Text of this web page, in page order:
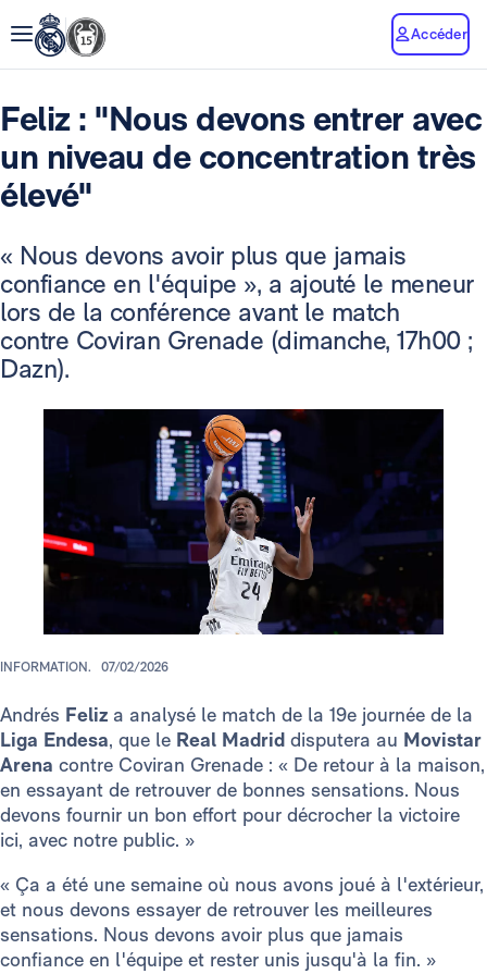
Accéder
Feliz : "Nous devons entrer avec
un niveau de concentration très
élevé"
« Nous devons avoir plus que jamais
confiance en l'équipe », a ajouté le meneur
lors de la conférence avant le match
contre Coviran Grenade (dimanche, 17h00 ;
Dazn).
INFORMATION. 07/02/2026
Andrés Feliz a analysé le match de la 19e journée de la
Liga Endesa, que le Real Madrid disputera au Movistar
Arena contre Coviran Grenade : « De retour à la maison,
en essayant de retrouver de bonnes sensations. Nous
devons fournir un bon effort pour décrocher la victoire
ici, avec notre public. »
« Ça a été une semaine où nous avons joué à l'extérieur,
et nous devons essayer de retrouver les meilleures
sensations. Nous devons avoir plus que jamais
confiance en l'équipe et rester unis jusqu'à la fin. »